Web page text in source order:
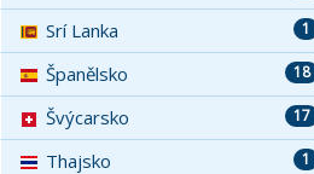
1
Srí Lanka
18
Španělsko
17
Švýcarsko
1
Thajsko